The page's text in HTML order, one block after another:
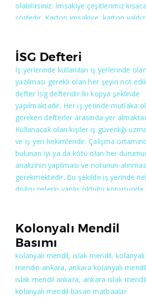
olabilirsiniz. İmsakiye çeşitlerimiz kısaca
şöyledir. Karton imsakiye, karton yaldız
ve özel keskili imsakiye baskılarımızdan
bazılarıdır. Tüm illere göre imsakiye
tasarımları yapılıp adrese gönderimini
yapmaktayız. Türkiyenin hangi il ve
olursanız olun Matbaa'mıza gönül
rahatlığıyla siparişlerinizi verebilirsiniz.
İSG Defteri
İş yerlerinde kullanılan iş yerlerinde
yazılması gerekli olan her şeyin not
defter İsg defteridir.İki kopya şeklinde
yapılmaktadır. Her iş yerinde mutlaka
gereken defterler arasında yer
Kullanacak olan kişiler iş güvenliği
ve iş yeri hekimleridir. Çalışma
bulunan iyi ya da kötü olan her
analizinin yapılması ve notunun
gerekmektedir. Bu şekilde iş yerinde
doğru nelerin yanlış olduğu konusunda
uzmanlar varsa İsg defterini kullanıyor
olmalısınız. İster numaralı isterseniz de
defter şeklinde olan defterlerden
birini yaptırabilirsiniz. Bizimle
sonra kaliteli bir işçiliğin çıktığını
göreceksiniz.
Kolonyalı Mendil
Basımı
kolanyalı mendil, ıslak mendil, kolanyalı
mendin ankara, ankara kolanyalı
ıslak mendil ankara, ankara ıslak
kolanyalı mendil basan matbaalar